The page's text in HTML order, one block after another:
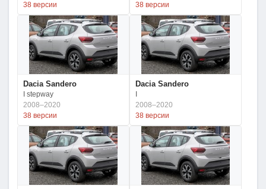
38 версии
38 версии
Dacia Sandero
I stepway
2008–2020
38 версии
Dacia Sandero
2008–2020
38 версии